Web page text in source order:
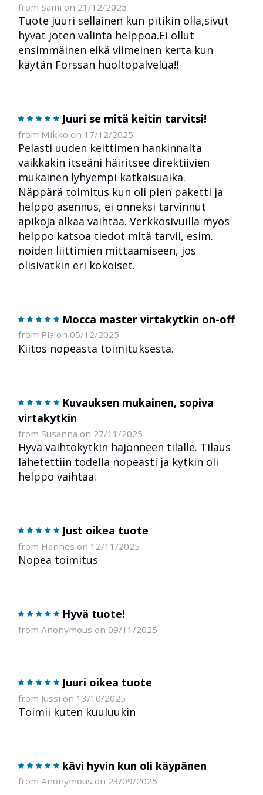
from Sami on 21/12/2025
Tuote juuri sellainen kun pitikin olla,sivut
hyvät joten valinta helppoa.Ei ollut
ensimmäinen eikä viimeinen kerta kun
käytän Forssan huoltopalvelua!!
Juuri se mitä keitin tarvitsi!
from Mikko on 17/12/2025
Pelasti uuden keittimen hankinnalta
vaikkakin itseäni häiritsee direktiivien
mukainen lyhyempi katkaisuaika.
Näppärä toimitus kun oli pien paketti ja
helppo asennus, ei onneksi tarvinnut
apikoja alkaa vaihtaa. Verkkosivuilla myös
helppo katsoa tiedot mitä tarvii, esim.
noiden liittimien mittaamiseen, jos
olisivatkin eri kokoiset.
Mocca master virtakytkin on-off
from Pia on 05/12/2025
Kiitos nopeasta toimituksesta.
Kuvauksen mukainen, sopiva
virtakytkin
from Susanna on 27/11/2025
Hyvä vaihtokytkin hajonneen tilalle. Tilaus
lähetettiin todella nopeasti ja kytkin oli
helppo vaihtaa.
Just oikea tuote
from Hannes on 12/11/2025
Nopea toimitus
Hyvä tuote!
from Anonymous on 09/11/2025
Juuri oikea tuote
from Jussi on 13/10/2025
Toimii kuten kuuluukin
kävi hyvin kun oli käypänen
from Anonymous on 23/09/2025